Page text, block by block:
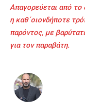
Απαγορεύεται από το
η καθ΄οιονδήποτε
παρόντος, με
για τον παραβάτη.